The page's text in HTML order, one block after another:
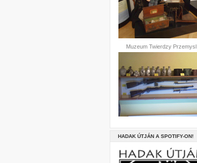
Muzeum Twierdzy Przemysl
HADAK ÚTJÁN A SPOTIFY-ON!